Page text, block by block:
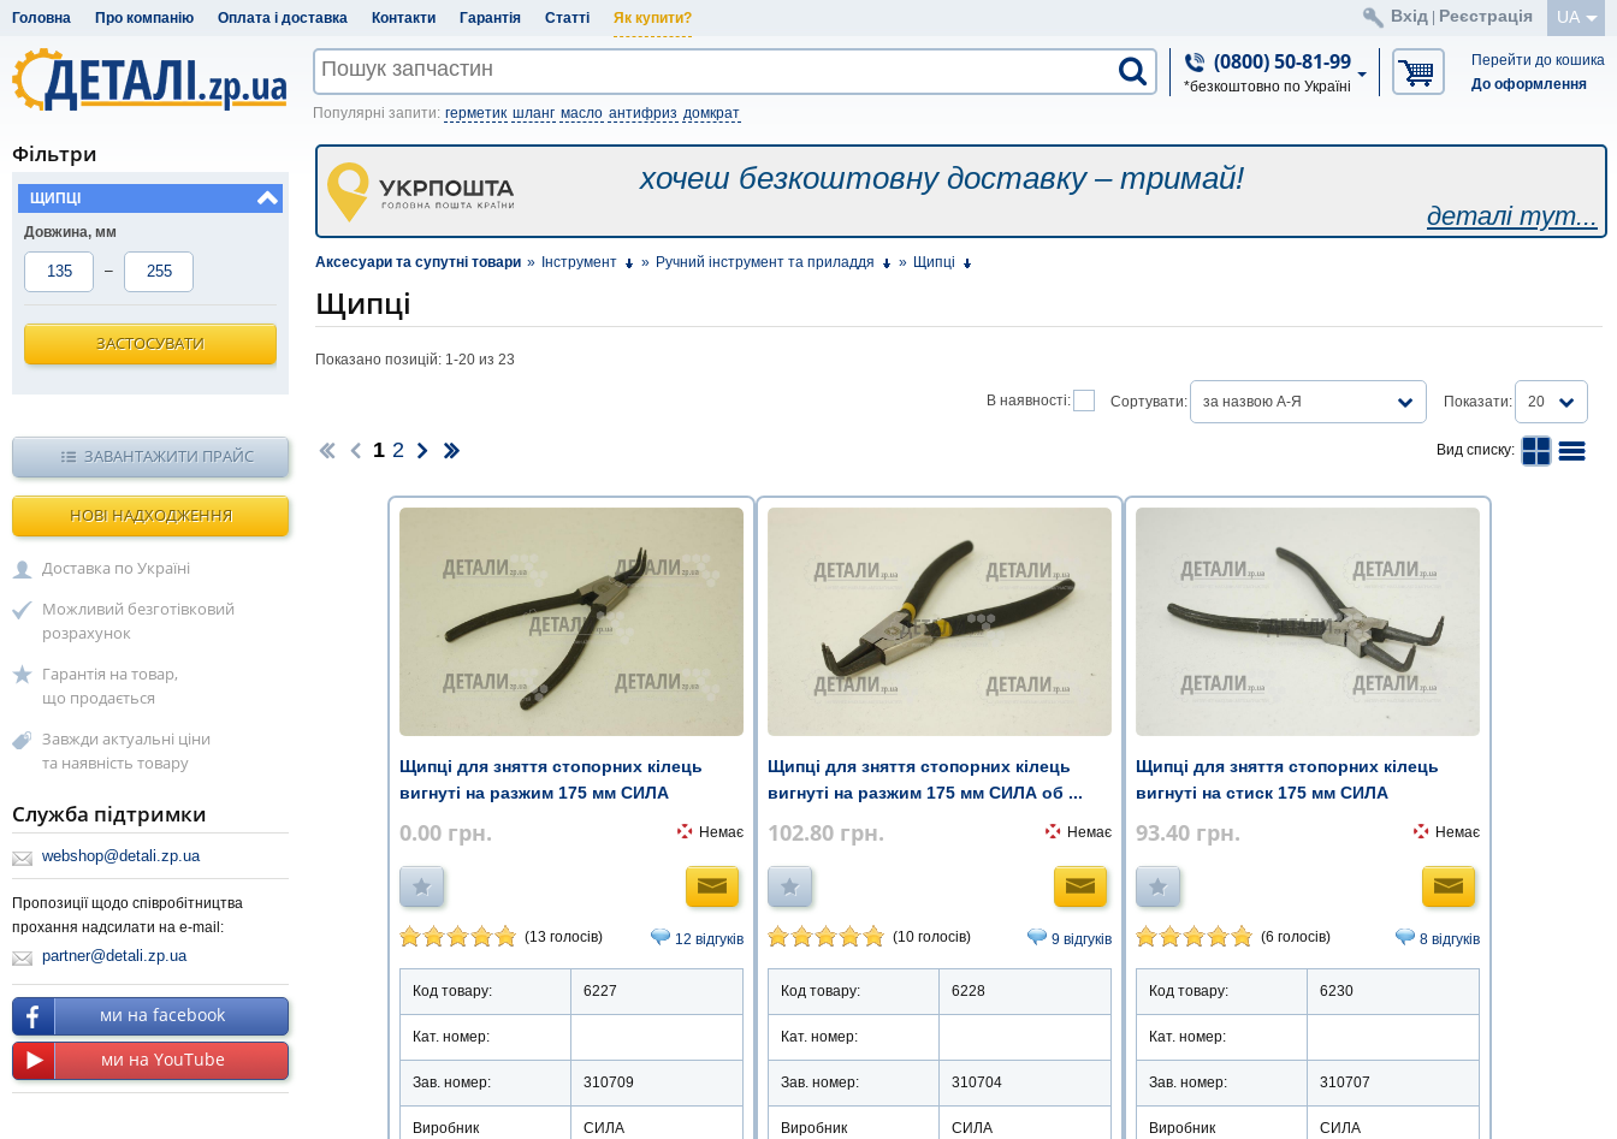
Головна Про компанію Оплата і доставка Контакти Гарантія Статті Як купити? UA
Вхід Реєстрація
(0800) 50-81-99
*безкоштовно по Україні
Перейти до кошика
До оформлення
Популярні запити: герметик шланг масло антифриз домкрат
хочеш безкоштовну доставку – тримай!
деталі тут...
Аксесуари та супутні товари » Інструмент » Ручний інструмент та приладдя » Щипці
Щипці
Показано позицій: 1-20 из 23
В наявності: Сортувати: за назвою А-Я Показати: 20
1 2 Вид списку:
Щипці для зняття стопорних кілець
вигнуті на разжим 175 мм СИЛА
0.00 грн. Немає
(13 голосів) 12 відгуків
Код товару: 6227
Кат. номер:
Зав. номер: 310709
Виробник СИЛА
Щипці для зняття стопорних кілець
вигнуті на разжим 175 мм СИЛА об ...
102.80 грн. Немає
(10 голосів) 9 відгуків
Код товару: 6228
Кат. номер:
Зав. номер: 310704
Виробник СИЛА
Щипці для зняття стопорних кілець
вигнуті на стиск 175 мм СИЛА
93.40 грн. Немає
(6 голосів) 8 відгуків
Код товару: 6230
Кат. номер:
Зав. номер: 310707
Виробник СИЛА
Фільтри
ЩИПЦІ
Довжина, мм
–
ЗАСТОСУВАТИ
ЗАВАНТАЖИТИ ПРАЙС
НОВІ НАДХОДЖЕННЯ
Доставка по Україні
Можливий безготівковий
розрахунок
Гарантія на товар,
що продається
Завжди актуальні ціни
та наявність товару
Служба підтримки
webshop@detali.zp.ua
Пропозиції щодо співробітництва
прохання надсилати на e-mail:
partner@detali.zp.ua
ми на facebook
ми на YouTube